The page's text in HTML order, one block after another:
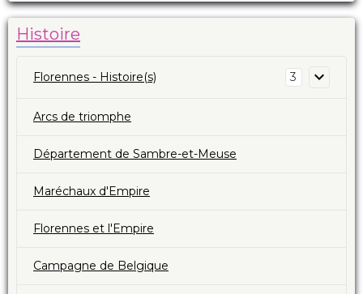
Histoire
Florennes - Histoire(s) 3
Arcs de triomphe
Département de Sambre-et-Meuse
Maréchaux d'Empire
Florennes et l'Empire
Campagne de Belgique